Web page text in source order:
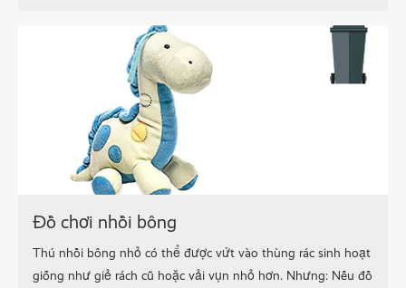
Đồ chơi nhồi bông
Thú nhồi bông nhỏ có thể được vứt vào thùng rác sinh hoạt
giống như giẻ rách cũ hoặc vải vụn nhỏ hơn. Nhưng: Nếu đồ